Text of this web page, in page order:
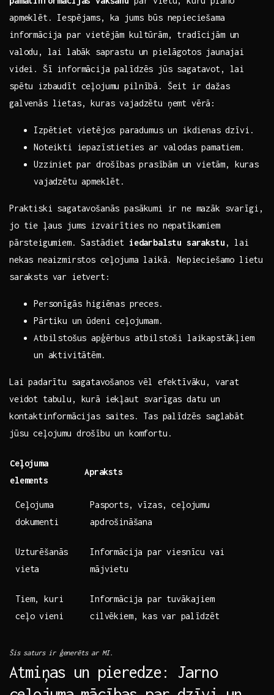
apmeklēt. ‍Iespējams, ka⁢ jums būs nepieciešama
informācija par vietējām kultūrām, tradīcijām un
valodu, ⁣lai‌ labāk saprastu un pielāgotos jaunajai
videi. Šī informācija‍ palīdzēs jūs sagatavot, lai
spētu izbaudīt ceļojumu pilnībā. Šeit ir ⁢dažas‍
galvenās lietas, kuras vajadzētu‌ ņemt vērā:‍
Izpētiet vietējos ⁤paradumus un ikdienas dzīvi.
Noteikti iepazīstieties ar valodas ⁣pamatiem.
Uzziniet⁢ par drošības⁤ prasībām ⁢un vietām, kuras
vajadzētu apmeklēt.
Praktiski sagatavošanās pasākumi ⁣ir ne mazāk​ svarīgi,
jo tie ļaus ⁢jums izvairīties no nepatīkamiem
⁤pārsteigumiem. Sastādiet iedarbalstu sarakstu , lai
nekas⁢ neaizmirstos ⁢ceļojuma laikā. ​Nepieciešamo⁢ lietu
saraksts var ietvert:⁤
Personīgās‍ higiēnas⁤ preces.
Pārtiku‍ un ūdeni ceļojumam.
Atbilstošus ​apģērbus atbilstoši laikapstākļiem
un aktivitātēm.
Lai⁣ padarītu ⁤sagatavošanos vēl efektīvāku, varat
veidot tabulu, kurā iekļaut ‍svarīgas datu un
⁢kontaktinformācijas saites.‌ Tas ⁣palīdzēs saglabāt
jūsu ceļojumu drošību⁤ un komfortu.
Ceļojuma⁢
elements
Apraksts
Ceļojuma​
dokumenti
Pasports,‌ vīzas,​ ceļojumu
apdrošināšana
Uzturēšanās
vieta
Informācija par viesnīcu vai
mājvietu
Tiem, kuri
ceļo vieni
Informācija par tuvākajiem
cilvēkiem,⁢ kas ⁢var palīdzēt
Šis saturs ‌ir ģenerēts ar MI.
Atmiņas un ⁤pieredze:​ Jarno